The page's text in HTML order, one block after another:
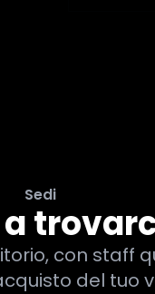
Sedi
con staff
del tuo